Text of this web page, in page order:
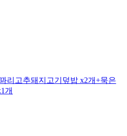
리고추돼지고기덮밥 x2개+묵은
개